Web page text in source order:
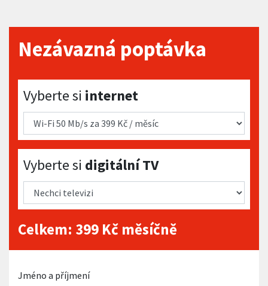
Nezávazná poptávka
Vyberte si internet
Vyberte si internet
Vyberte si digitální TV
Vyberte si digitální TV
Celkem: 399 Kč měsíčně
Jméno a příjmení